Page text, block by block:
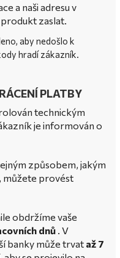
a naši adresu v
zaslat.
aby nedošlo k
hradí zákazník.
PLATBY
technickým
je informován o
způsobem, jakým
můžete provést
obdržíme vaše
dnů . V
banky může trvat až 7